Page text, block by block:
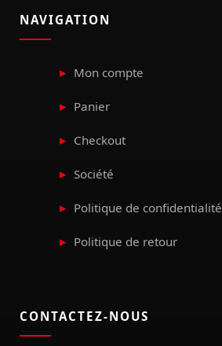
NAVIGATION
Mon compte
Panier
Checkout
Société
Politique de confidentialité
Politique de retour
CONTACTEZ-NOUS